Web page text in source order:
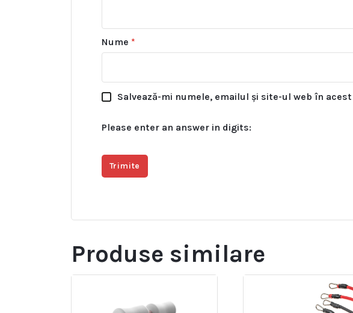
Nume *
Salvează-mi numele, emailul și site-ul web în
Please enter an answer in digits:
Produse similare